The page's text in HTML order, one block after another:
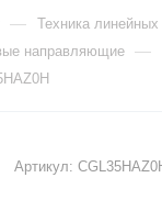
— Техника
направляющие —
Артикул: